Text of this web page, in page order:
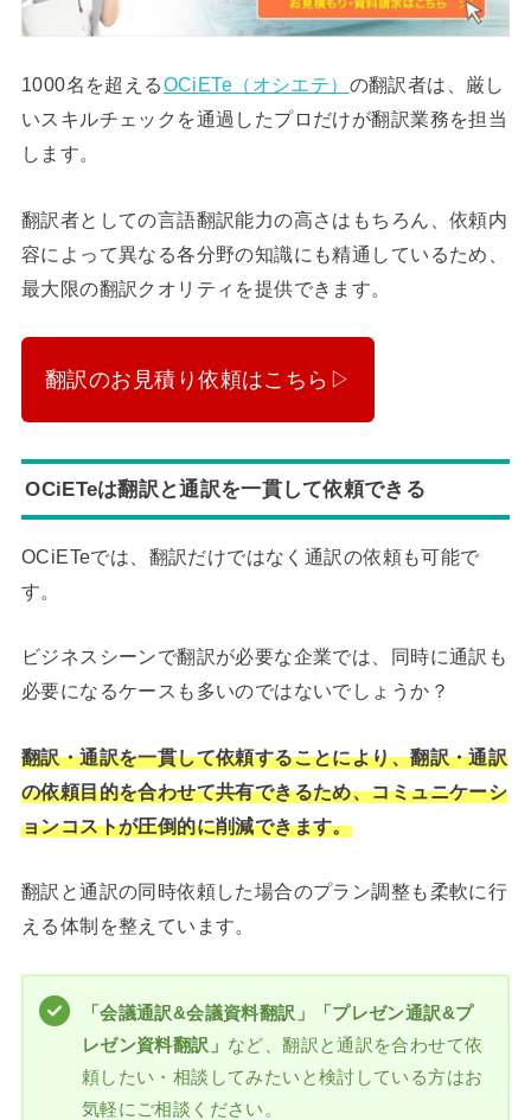
1000名を超えるOCiETe（オシエテ） の翻訳者は、厳し
いスキルチェックを通過したプロだけが翻訳業務を担当
します。
翻訳者としての言語翻訳能力の高さはもちろん、依頼内
容によって異なる各分野の知識にも精通しているため、
最大限の翻訳クオリティを提供できます。
翻訳のお見積り依頼はこちら▷
OCiETeは翻訳と通訳を一貫して依頼できる
OCiETeでは、翻訳だけではなく通訳の依頼も可能で
す。
ビジネスシーンで翻訳が必要な企業では、同時に通訳も
必要になるケースも多いのではないでしょうか？
翻訳・通訳を一貫して依頼することにより、翻訳・通訳
の依頼目的を合わせて共有できるため、コミュニケーシ
ョンコストが圧倒的に削減できます。
翻訳と通訳の同時依頼した場合のプラン調整も柔軟に行
える体制を整えています。
「会議通訳&会議資料翻訳」「プレゼン通訳&プ
レゼン資料翻訳」 など、翻訳と通訳を合わせて依
頼したい・相談してみたいと検討している方はお
気軽にご相談ください。